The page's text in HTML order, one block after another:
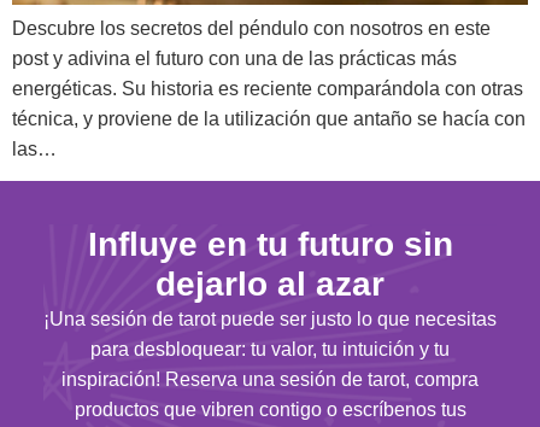
Descubre los secretos del péndulo con nosotros en este
post y adivina el futuro con una de las prácticas más
energéticas. Su historia es reciente comparándola con otras
técnica, y proviene de la utilización que antaño se hacía con
las…
Influye en tu futuro sin
dejarlo al azar
¡Una sesión de tarot puede ser justo lo que necesitas
para desbloquear: tu valor, tu intuición y tu
inspiración! Reserva una sesión de tarot, compra
productos que vibren contigo o escríbenos tus